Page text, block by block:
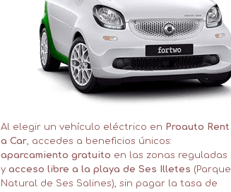
Al elegir un vehículo eléctrico en Proauto Rent
a Car, accedes a beneficios únicos:
aparcamiento gratuito en las zonas reguladas
y acceso libre a la playa de Ses Illetes (Parque
Natural de Ses Salines), sin pagar la tasa de